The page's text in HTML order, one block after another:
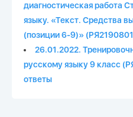
диагностическая работа
языку. «Текст. Средства
(позиции 6-9)»
26.01.2022.
русскому языку 9 класс
ответы